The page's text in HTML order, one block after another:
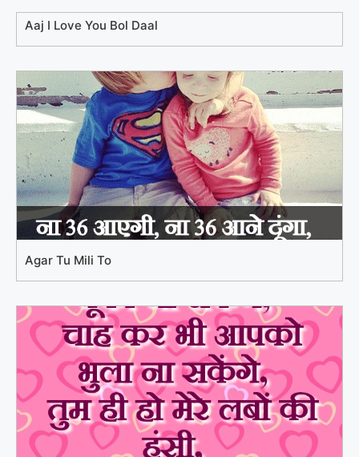
Aaj I Love You Bol Daal
Agar Tu Mili To